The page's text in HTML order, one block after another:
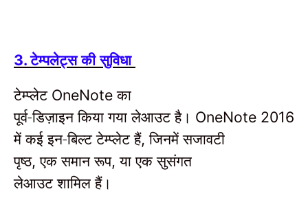
3.टेम्पलेट्स की सुविधा
टेम्प्लेट OneNoteका
पूर्व-डिज़ाइन किया गया लेआउट है। OneNote 2016
में कई इन-बिल्ट टेम्प्लेट हैं,जिनमें सजावटी
पृष्ठ,एक समान रूप,या एक सुसंगत
लेआउट शामिल हैं।